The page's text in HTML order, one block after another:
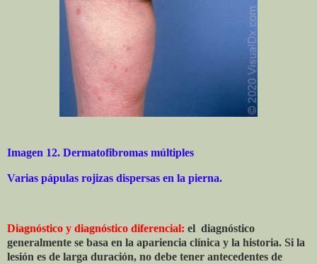
Imagen 12. Dermatofibromas múltiples
Varias pápulas rojizas dispersas en la pierna.
Diagnóstico y diagnóstico diferencial: el diagnóstico
generalmente se basa en la apariencia clínica y la historia. Si la
lesión es de larga duración, no debe tener antecedentes de